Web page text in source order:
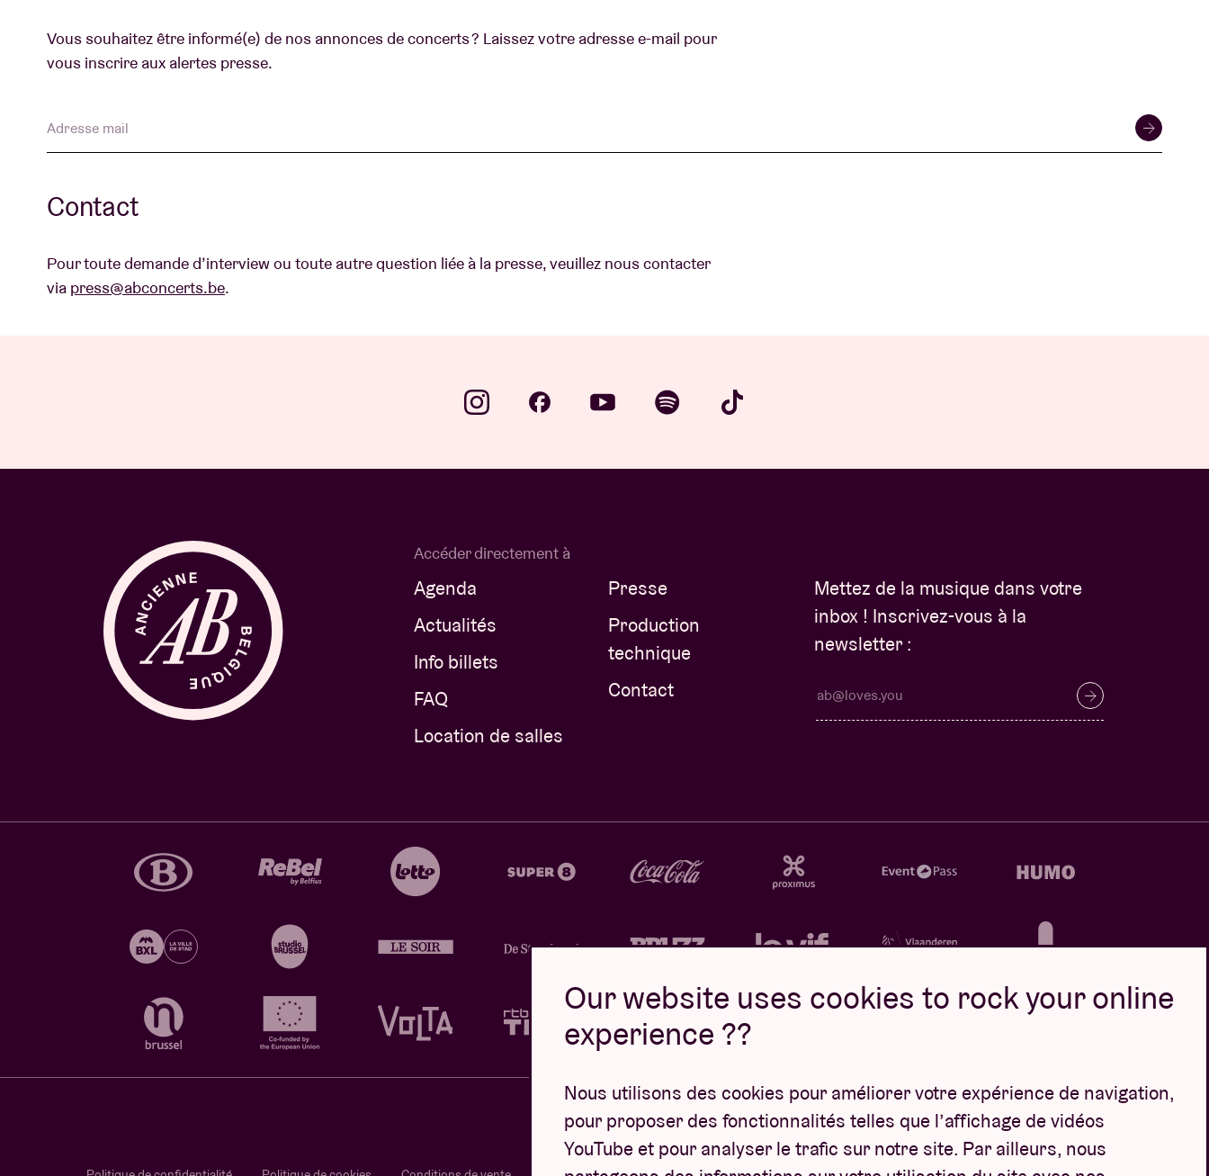
Vous souhaitez être informé(e) de nos annonces de concerts ? Laissez votre adresse e-mail pour
vous inscrire aux alertes presse.
Adresse mail
Contact
Pour toute demande d’interview ou toute autre question liée à la presse, veuillez nous contacter
via press@abconcerts.be.
Accéder directement à
Agenda
Actualités
Info billets
FAQ
Location de salles
Presse
Production
technique
Contact
Mettez de la musique dans votre
inbox ! Inscrivez-vous à la
newsletter :
Design par
Our website uses cookies to rock your online
experience ??
Nous utilisons des cookies pour améliorer votre expérience de navigation,
pour proposer des fonctionnalités telles que l’affichage de vidéos
YouTube et pour analyser le trafic sur notre site. Par ailleurs, nous